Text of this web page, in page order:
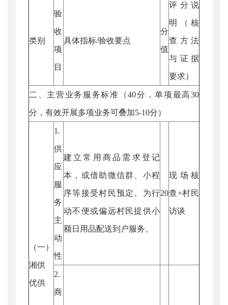
类别
验
收
项
目
具体指标/验收要点
分
值
评分说
明（核
查方法
与证据
要求）
二、主营业务服务标准（40分，单项最高30
分，有效开展多项业务可叠加5-10分）
（一）
湘供
优供
1.
供
应
服
务
主
动
性
建立常用商品需求登记
本，或借助微信群、小程
序等接受村民预定。为行
动不便或偏远村民提供小
额日用品配送到户服务。
20
现场核
查+村民
访谈
2.
商